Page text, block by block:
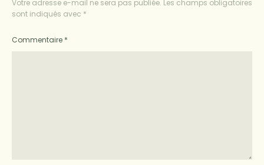
Votre adresse e-mail ne sera pas publiée. Les champs obligatoires
sont indiqués avec *
Commentaire *